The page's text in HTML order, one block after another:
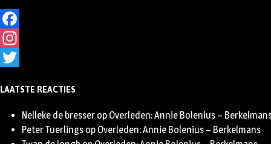
Facebook
Instagram
LAATSTE REACTIES
Nelleke de bresser op Overleden: Annie Bolenius –
Peter Tuerlings op Overleden: Annie Bolenius – Berkelmans